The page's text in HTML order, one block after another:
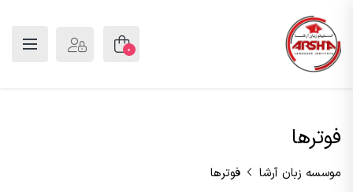
0
فوترها
موسسه زبان آرشا فوترها